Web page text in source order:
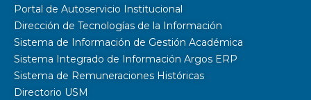
Portal de Autoservicio Institucional
Dirección de Tecnologías de la Información
Sistema de Información de Gestión Académica
Sistema Integrado de Información Argos ERP
Sistema de Remuneraciones Históricas
Directorio USM